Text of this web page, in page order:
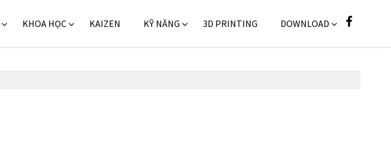
KHOA HỌC KAIZEN KỸ NĂNG 3D PRINTING DOWNLOAD